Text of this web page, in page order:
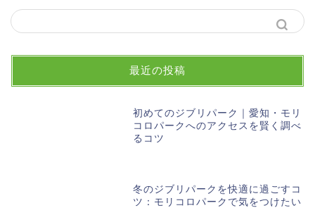
最近の投稿
初めてのジブリパーク｜愛知・モリ
コロパークへのアクセスを賢く調べ
るコツ
冬のジブリパークを快適に過ごすコ
ツ：モリコロパークで気をつけたい